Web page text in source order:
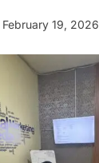
February 19, 2026